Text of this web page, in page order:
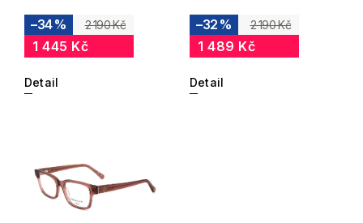
2 190 Kč
–34 %
1 445 Kč
Detail
2 190 Kč
–32 %
1 489 Kč
Detail